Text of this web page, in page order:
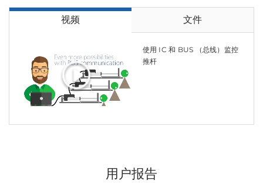
视频 文件
使用 IC 和 BUS （总线）监控
推杆
用户报告